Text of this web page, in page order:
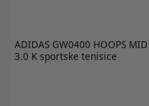
ADIDASGW0400 HOOPS MID
3.0 K sportske tenisice